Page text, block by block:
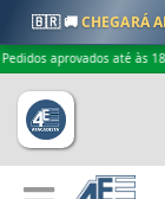
🇧🇷 🚚CHEGARÁ
até às 18h